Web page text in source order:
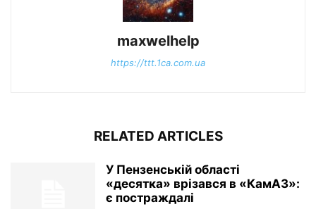
maxwelhelp
https://ttt.1ca.com.ua
RELATED ARTICLES
У Пензенській області
«десятка» врізався в «КамАЗ»:
є постраждалі